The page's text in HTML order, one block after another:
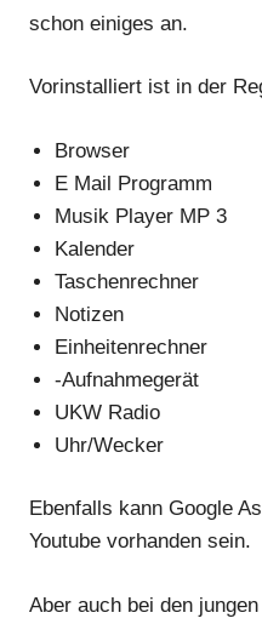
schon einiges an.
Vorinstalliert ist in der
Browser
E Mail Programm
Musik Player MP 3
Kalender
Taschenrechner
Notizen
Einheitenrechner
-Aufnahmegerät
UKW Radio
Uhr/Wecker
Ebenfalls kann Google
Youtube vorhanden sein.
Aber auch bei den